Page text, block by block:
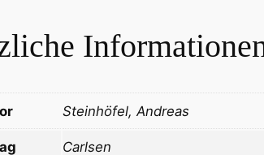
Steinhöfel, Andreas
Carlsen